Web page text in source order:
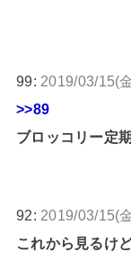
99: 2019/03/15(
>>89
ブロッコリー定期
92: 2019/03/15(
これから見るけ